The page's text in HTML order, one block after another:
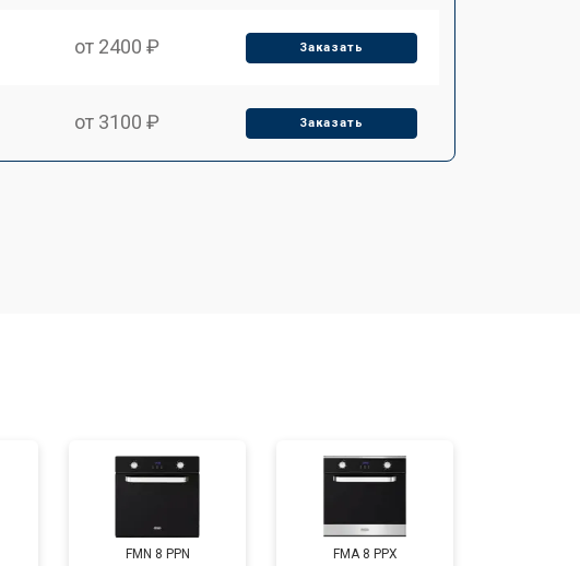
от 2400 ₽ Заказать
от 3100 ₽ Заказать
FMN 8 PPN FMA 8 PPX